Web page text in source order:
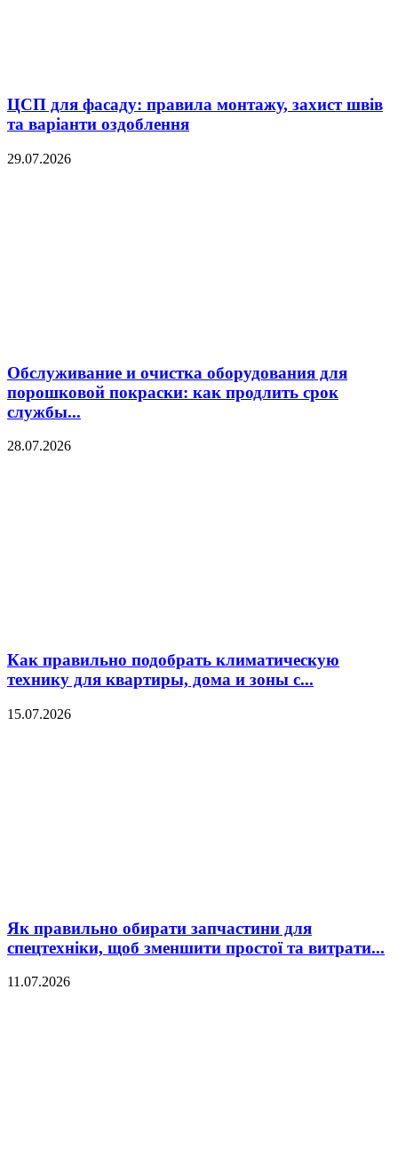
ЦСП для фасаду: правила монтажу, захист швів
та варіанти оздоблення
29.07.2026
Обслуживание и очистка оборудования для
порошковой покраски: как продлить срок
службы...
28.07.2026
Как правильно подобрать климатическую
технику для квартиры, дома и зоны с...
15.07.2026
Як правильно обирати запчастини для
спецтехніки, щоб зменшити простої та витрати...
11.07.2026